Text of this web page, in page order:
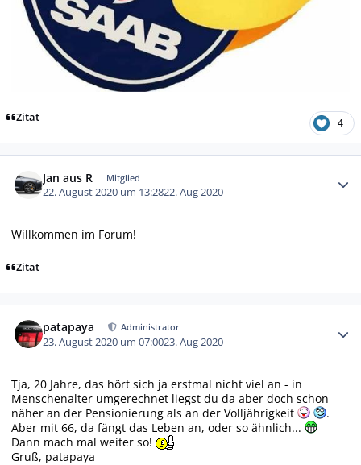
Zitat 4
Jan aus R Mitglied
22. August 2020 um 13:2822. Aug 2020
Willkommen im Forum!
Zitat
patapaya Administrator
23. August 2020 um 07:0023. Aug 2020
Tja, 20 Jahre, das hört sich ja erstmal nicht viel an - in
Menschenalter umgerechnet liegst du da aber doch schon
näher an der Pensionierung als an der Volljährigkeit
.
Aber mit 66, da fängt das Leben an, oder so ähnlich...
Dann mach mal weiter so!
Gruß, patapaya